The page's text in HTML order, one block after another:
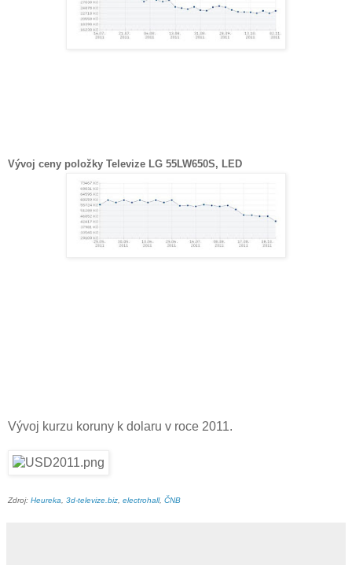
Vývoj ceny položky Televize LG 55LW650S, LED
Vývoj kurzu koruny k dolaru v roce 2011.
Zdroj: Heureka, 3d-televize.biz, electrohall, ČNB